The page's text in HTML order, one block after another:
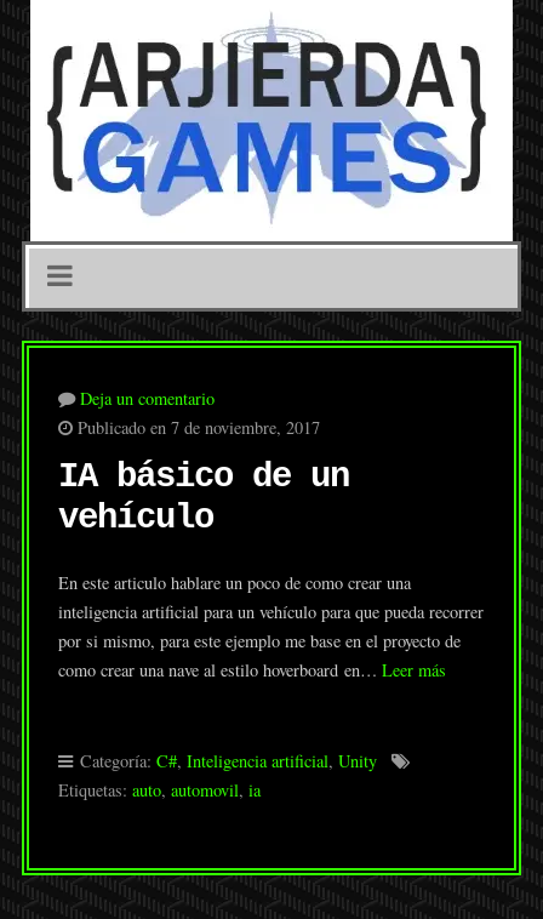
Deja un comentario
Publicado en 7 de noviembre, 2017
IA básico de un
vehículo
En este articulo hablare un poco de como crear una
inteligencia artificial para un vehículo para que pueda recorrer
por si mismo, para este ejemplo me base en el proyecto de
como crear una nave al estilo hoverboard en… Leer más
Categoría: C#, Inteligencia artificial, Unity
Etiquetas: auto, automovil, ia